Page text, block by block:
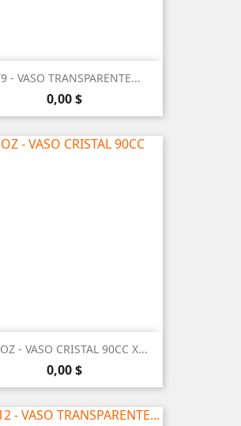
- VASO TRANSPARENTE...
Precio
0,00 $
- VASO CRISTAL 90CC X...
Precio
0,00 $